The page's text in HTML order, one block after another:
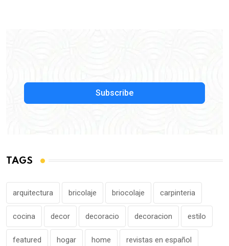
Subscribe
TAGS
arquitectura bricolaje briocolaje carpinteria
cocina decor decoracio decoracion estilo
featured hogar home revistas en español